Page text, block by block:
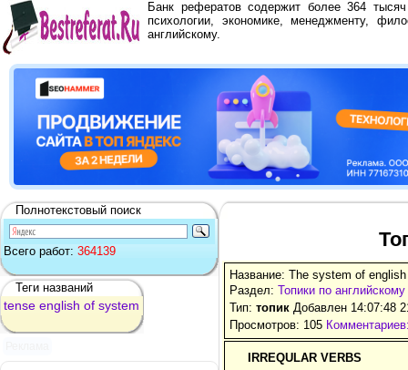
Банк рефератов содержит более 364
психологии, экономике, менеджменту,
английскому.
Полнотекстовый поиск
Всего работ: 364139
Теги названий
tense english of system
Название: The system of
Раздел: Топики по
Тип: топик Добавлен 14:07:48
Просмотров: 105
IRREQULAR VERBS